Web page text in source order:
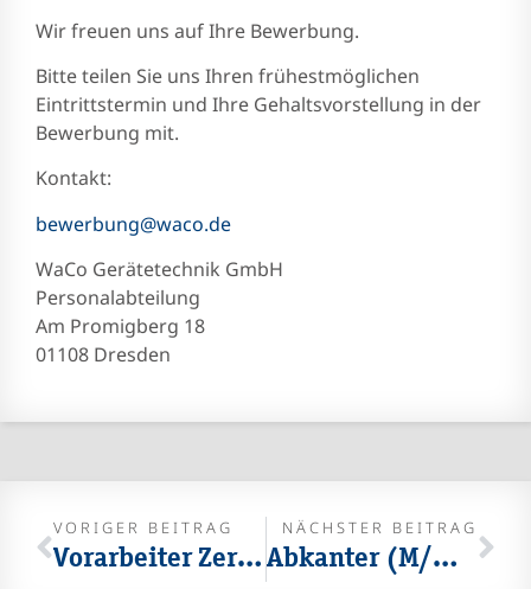
Wir freuen uns auf Ihre Bewerbung.
Bitte teilen Sie uns Ihren frühestmöglichen
Eintrittstermin und Ihre Gehaltsvorstellung in der
Bewerbung mit.
Kontakt:
bewerbung@waco.de
WaCo Gerätetechnik GmbH
Personalabteilung
Am Promigberg 18
01108 Dresden
VORIGER BEITRAG
Vorarbeiter Zerspanung (M/W/D)
NÄCHSTER BEITRAG
Abkanter (M/W/D)